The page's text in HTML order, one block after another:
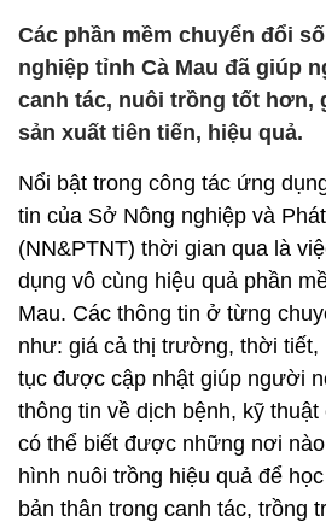
Các phần mềm chuyển đổi
nghiệp tỉnh Cà Mau đã giúp
canh tác, nuôi trồng tốt hơn,
sản xuất tiên tiến, hiệu quả.
Nổi bật trong công tác ứng
tin của Sở Nông nghiệp và
(NN&PTNT) thời gian qua là
dụng vô cùng hiệu quả phần
Mau. Các thông tin ở từng
như: giá cả thị trường, thời tiết,
tục được cập nhật giúp người
thông tin về dịch bệnh, kỹ
có thể biết được những nơi
hình nuôi trồng hiệu quả để
bản thân trong canh tác, trồng